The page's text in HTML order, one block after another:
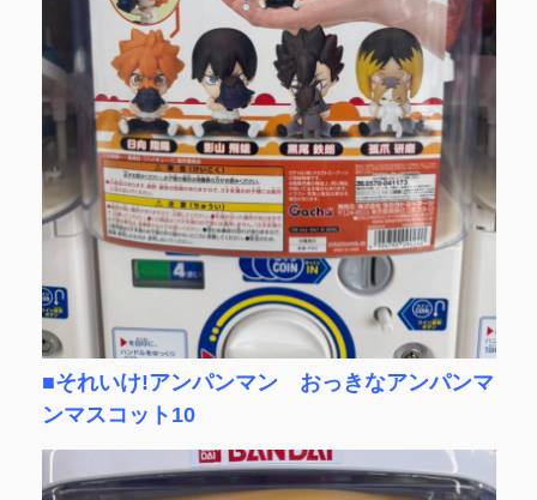
■それいけ!アンパンマン おっきなアンパンマ
ンマスコット10